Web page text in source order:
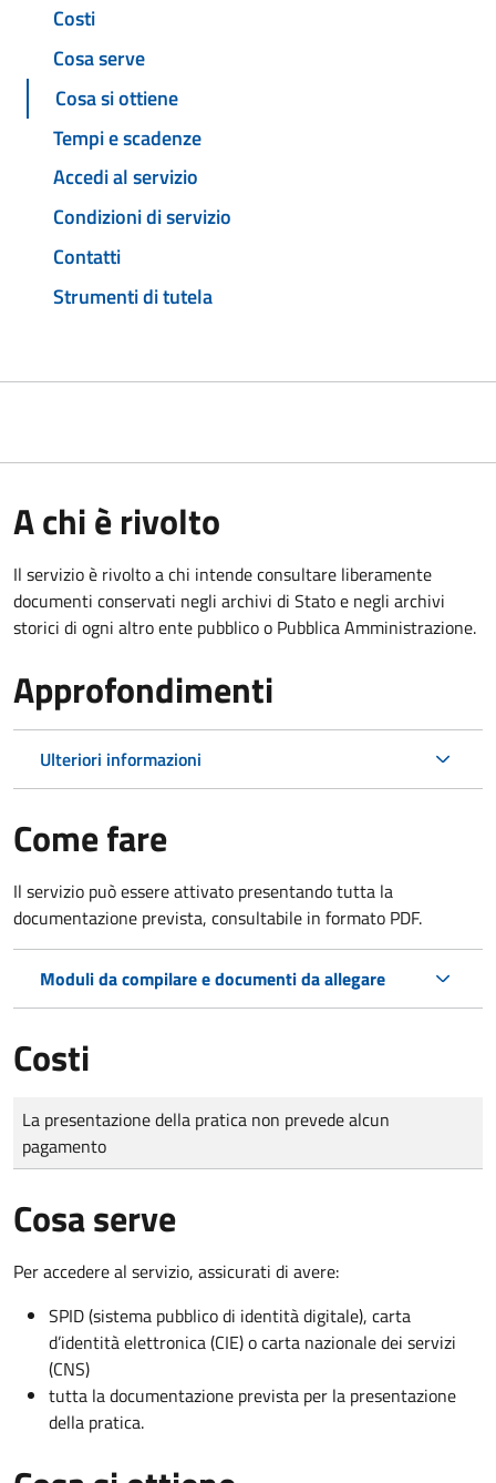
Costi
Cosa serve
Cosa si ottiene
Tempi e scadenze
Accedi al servizio
Condizioni di servizio
Contatti
Strumenti di tutela
A chi è rivolto
Il servizio è rivolto a chi intende consultare liberamente
documenti conservati negli archivi di Stato e negli archivi
storici di ogni altro ente pubblico o Pubblica Amministrazione.
Approfondimenti
Ulteriori informazioni
Come fare
Il servizio può essere attivato presentando tutta la
documentazione prevista, consultabile in formato PDF.
Moduli da compilare e documenti da allegare
Costi
Tipo di pagamento
Importo
La presentazione della pratica non prevede alcun
pagamento
Cosa serve
Per accedere al servizio, assicurati di avere:
SPID (sistema pubblico di identità digitale), carta
d’identità elettronica (CIE) o carta nazionale dei servizi
(CNS)
tutta la documentazione prevista per la presentazione
della pratica.